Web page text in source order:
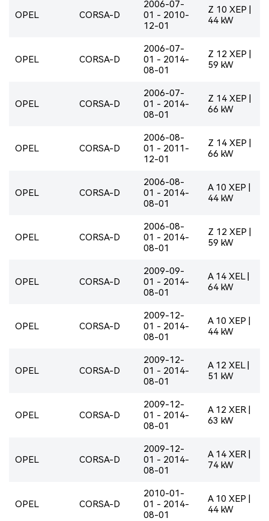
OPEL CORSA-D
2006-07-
01 - 2010-
12-01
Z 10 XEP |
44 kW
OPEL CORSA-D
2006-07-
01 - 2014-
08-01
Z 12 XEP |
59 kW
OPEL CORSA-D
2006-07-
01 - 2014-
08-01
Z 14 XEP |
66 kW
OPEL CORSA-D
2006-08-
01 - 2011-
12-01
Z 14 XEP |
66 kW
OPEL CORSA-D
2006-08-
01 - 2014-
08-01
A 10 XEP |
44 kW
OPEL CORSA-D
2006-08-
01 - 2014-
08-01
Z 12 XEP |
59 kW
OPEL CORSA-D
2009-09-
01 - 2014-
08-01
A 14 XEL |
64 kW
OPEL CORSA-D
2009-12-
01 - 2014-
08-01
A 10 XEP |
44 kW
OPEL CORSA-D
2009-12-
01 - 2014-
08-01
A 12 XEL |
51 kW
OPEL CORSA-D
2009-12-
01 - 2014-
08-01
A 12 XER |
63 kW
OPEL CORSA-D
2009-12-
01 - 2014-
08-01
A 14 XER |
74 kW
OPEL CORSA-D
2010-01-
01 - 2014-
08-01
A 10 XEP |
44 kW